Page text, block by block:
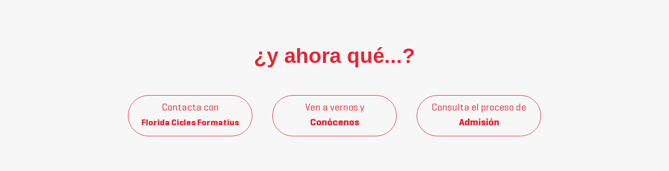
¿y ahora qué...?
Contacta con
Florida Cicles Formatius
Ven a vernos y
Conócenos
Consulta el proceso de
Admisión